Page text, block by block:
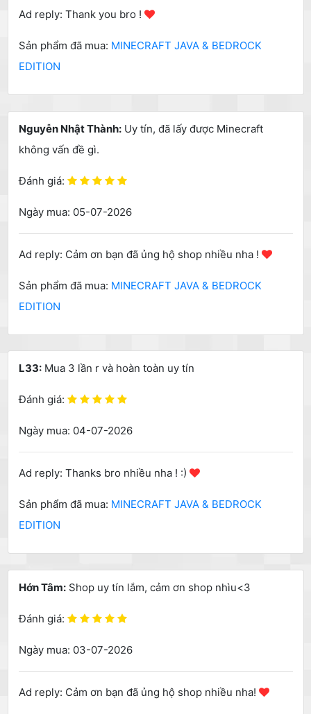
Ad reply: Thank you bro !
Sản phẩm đã mua: MINECRAFT JAVA & BEDROCK
EDITION
Nguyễn Nhật Thành:Uy tín, đã lấy được Minecraft
không vấn đề gì.
Đánh giá:
Ngày mua: 05-07-2026
Ad reply: Cảm ơn bạn đã ủng hộ shop nhiều nha !
Sản phẩm đã mua: MINECRAFT JAVA & BEDROCK
EDITION
L33:Mua 3 lần r và hoàn toàn uy tín
Đánh giá:
Ngày mua: 04-07-2026
Ad reply: Thanks bro nhiều nha ! :)
Sản phẩm đã mua: MINECRAFT JAVA & BEDROCK
EDITION
Hớn Tâm:Shop uy tín lắm, cảm ơn shop nhìu<3
Đánh giá:
Ngày mua: 03-07-2026
Ad reply: Cảm ơn bạn đã ủng hộ shop nhiều nha!